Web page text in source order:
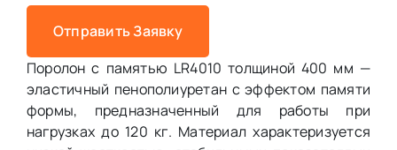
Отправить Заявку
Поролон с памятью LR4010 толщиной 400 мм —
эластичный пенополиуретан с эффектом памяти
формы, предназначенный для работы при
нагрузках до 120 кг. Материал характеризуется